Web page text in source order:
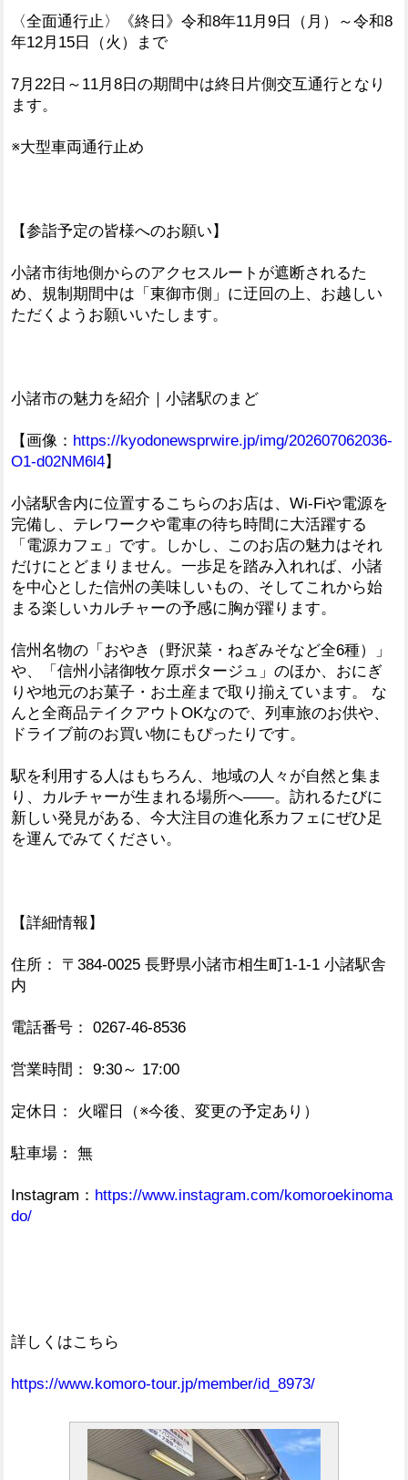
〈全面通行止〉《終日》令和8年11月9日（月）～令和8
年12月15日（火）まで
7月22日～11月8日の期間中は終日片側交互通行となり
ます。
※大型車両通行止め
【参詣予定の皆様へのお願い】
小諸市街地側からのアクセスルートが遮断されるた
め、規制期間中は「東御市側」に迂回の上、お越しい
ただくようお願いいたします。
小諸市の魅力を紹介｜小諸駅のまど
【画像： https://kyodonewsprwire.jp/img/202607062036-
O1-d02NM6l4】
小諸駅舎内に位置するこちらのお店は、Wi-Fiや電源を
完備し、テレワークや電車の待ち時間に大活躍する
「電源カフェ」です。しかし、このお店の魅力はそれ
だけにとどまりません。一歩足を踏み入れれば、小諸
を中心とした信州の美味しいもの、そしてこれから始
まる楽しいカルチャーの予感に胸が躍ります。
信州名物の「おやき（野沢菜・ねぎみそなど全6種）」
や、「信州小諸御牧ケ原ポタージュ」のほか、おにぎ
りや地元のお菓子・お土産まで取り揃えています。 な
んと全商品テイクアウトOKなので、列車旅のお供や、
ドライブ前のお買い物にもぴったりです。
駅を利用する人はもちろん、地域の人々が自然と集ま
り、カルチャーが生まれる場所へ――。訪れるたびに
新しい発見がある、今大注目の進化系カフェにぜひ足
を運んでみてください。
【詳細情報】
住所： 〒384-0025 長野県小諸市相生町1-1-1 小諸駅舎
内
電話番号： 0267-46-8536
営業時間： 9:30～ 17:00
定休日： 火曜日（※今後、変更の予定あり）
駐車場： 無
Instagram： https://www.instagram.com/komoroekinoma
do/
詳しくはこちら
https://www.komoro-tour.jp/member/id_8973/